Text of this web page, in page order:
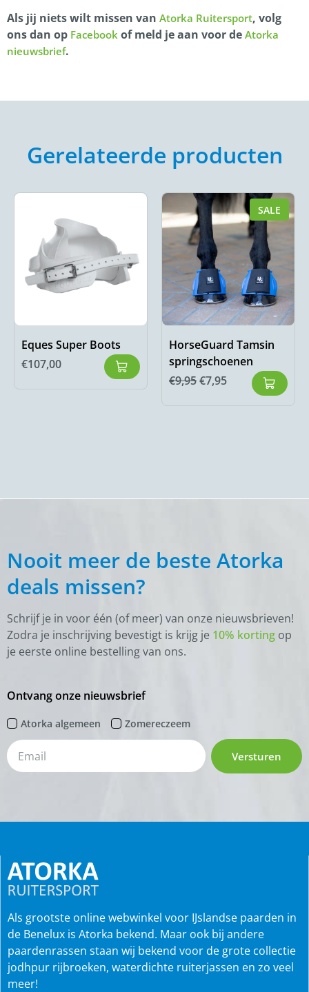
Als jij niets wilt missen van Atorka Ruitersport, volg
ons dan op Facebook of meld je aan voor de Atorka
nieuwsbrief.
Gerelateerde producten
Eques Super Boots
€107,00
SALE
HorseGuard Tamsin
springschoenen
€9,95€7,95
Nooit meer de beste Atorka
deals missen?
Schrijf je in voor één (of meer) van onze nieuwsbrieven!
Zodra je inschrijving bevestigt is krijg je 10% korting op
je eerste online bestelling van ons.
Ontvang onze nieuwsbrief
Atorka algemeen Zomereczeem
Versturen
Als grootste online webwinkel voor IJslandse paarden in
de Benelux is Atorka bekend. Maar ook bij andere
paardenrassen staan wij bekend voor de grote collectie
jodhpur rijbroeken, waterdichte ruiterjassen en zo veel
meer!